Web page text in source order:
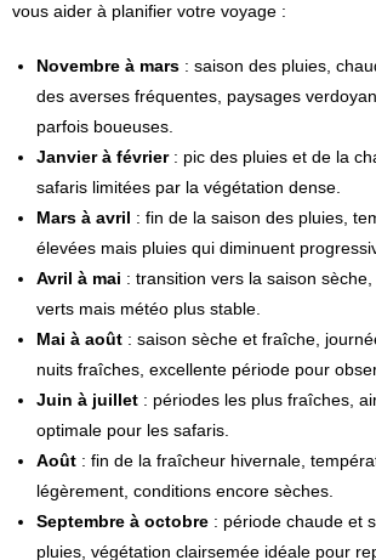
vous aider à planifier votre voyage :
Novembre à mars : saison des pluies,
des averses fréquentes, paysages
parfois boueuses.
Janvier à février: pic des pluies et de la
safaris limitées par la végétation dense.
Mars à avril : fin de la saison des pluies,
élevées mais pluies qui diminuent
Avril à mai : transition vers la saison
verts mais météo plus stable.
Mai à août : saison sèche et fraîche,
nuits fraîches, excellente période pour
Juin à juillet : périodes les plus fraîches,
optimale pour les safaris.
Août : fin de la fraîcheur hivernale,
légèrement, conditions encore sèches.
Septembre à octobre : période chaude et
pluies, végétation clairsemée idéale pour